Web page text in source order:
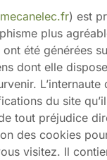
) est
plus
été générées
dont elle
L’internaute
du site
tout préjudice
des cookies
visitez. Il